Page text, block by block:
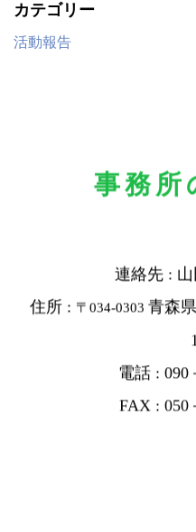
カテゴリー
活動報告
事務所
連絡先 :
住所 : 〒034-0303 青森
電話 : 090
FAX : 050